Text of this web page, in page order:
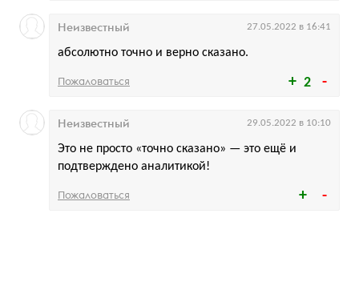
2
абсолютно точно и верно сказано.
Неизвестный 27.05.2022 в 16:41
Пожаловаться
Это не просто «точно сказано» — это ещё и
подтверждено аналитикой!
Неизвестный 29.05.2022 в 10:10
Пожаловаться